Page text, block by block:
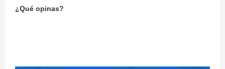
¿Qué opinas?